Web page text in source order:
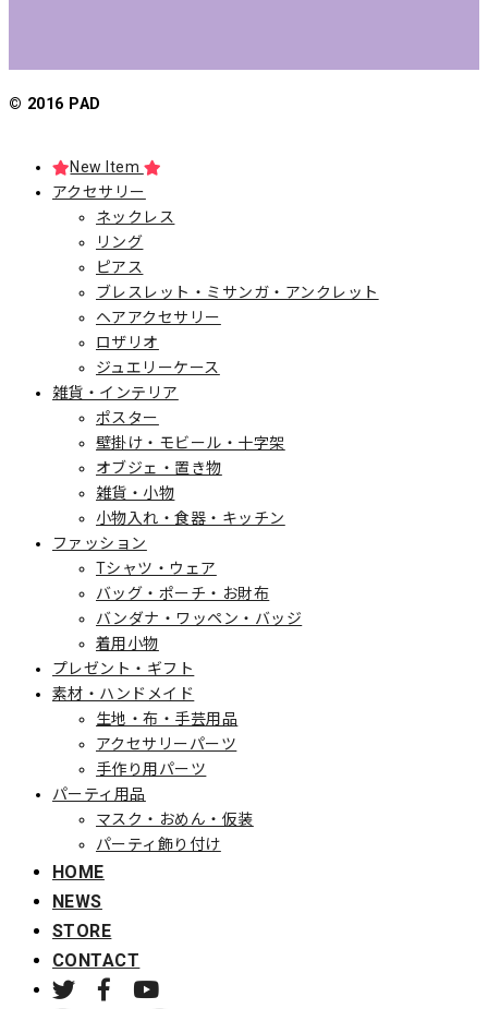
© 2016 PAD
New Item
アクセサリー
ネックレス
リング
ピアス
ブレスレット・ミサンガ・アンクレット
ヘアアクセサリー
ロザリオ
ジュエリーケース
雑貨・インテリア
ポスター
壁掛け・モビール・十字架
オブジェ・置き物
雑貨・小物
小物入れ・食器・キッチン
ファッション
Tシャツ・ウェア
バッグ・ポーチ・お財布
バンダナ・ワッペン・バッジ
着用小物
プレゼント・ギフト
素材・ハンドメイド
生地・布・手芸用品
アクセサリーパーツ
手作り用パーツ
パーティ用品
マスク・おめん・仮装
パーティ飾り付け
HOME
NEWS
STORE
CONTACT